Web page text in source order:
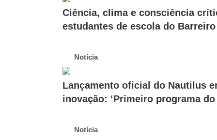
Ciência, clima e consciência
estudantes de escola do Barreiro
Notícia
Lançamento oficial do Nautilus
inovação: ‘Primeiro programa
Notícia